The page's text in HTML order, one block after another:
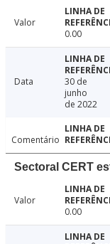
Valor
0.00
Data
30 de
junho
de 2022
Comentário
Sectoral CERT
Valor
0.00